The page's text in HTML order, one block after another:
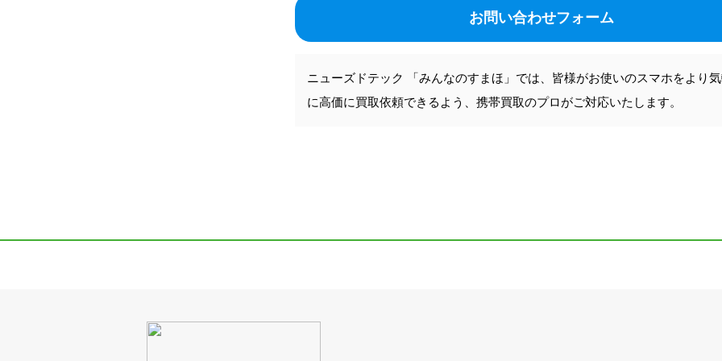
お問い合わせフォーム
ニューズドテック 「みんなのすまほ」では、皆様がお使いのスマホをより
に高価に買取依頼できるよう、携帯買取のプロがご対応いたします。